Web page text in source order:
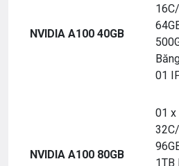
NVIDIA A100 40GB
01
NVIDIA A100 80GB
01 x
1TB